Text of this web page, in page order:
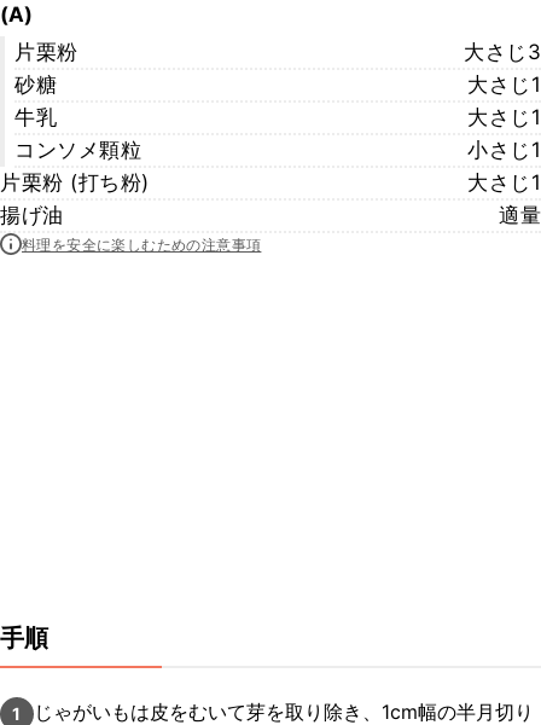
(A)
片栗粉
大さじ3
砂糖
大さじ1
牛乳
大さじ1
コンソメ顆粒
小さじ1
片栗粉 (打ち粉)
大さじ1
揚げ油
適量
料理を安全に楽しむための注意事項
手順
1
じゃがいもは皮をむいて芽を取り除き、1cm幅の半月切り